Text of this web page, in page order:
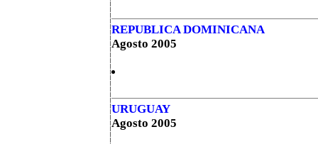
REPUBLICA DOMINICANA
Agosto 2005
URUGUAY
Agosto 2005